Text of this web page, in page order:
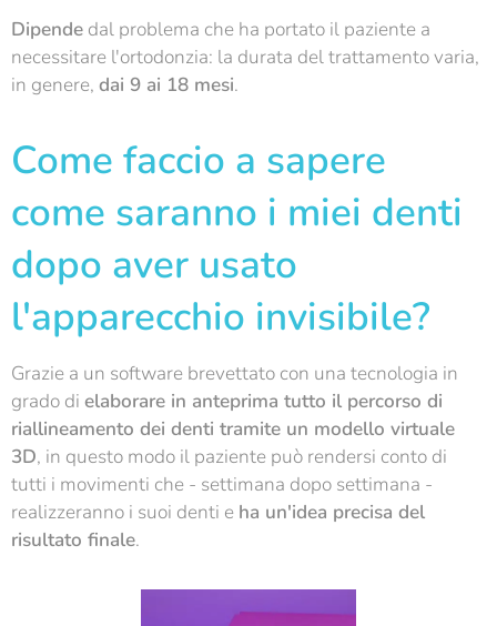
Dipende dal problema che ha portato il paziente a
necessitare l'ortodonzia: la durata del trattamento varia,
in genere, dai 9 ai 18 mesi.
Come faccio a sapere
come saranno i miei denti
dopo aver usato
l'apparecchio invisibile?
Grazie a un software brevettato con una tecnologia in
grado di elaborare in anteprima tutto il percorso di
riallineamento dei denti tramite un modello virtuale
3D, in questo modo il paziente può rendersi conto di
tutti i movimenti che - settimana dopo settimana -
realizzeranno i suoi denti e ha un'idea precisa del
risultato finale.